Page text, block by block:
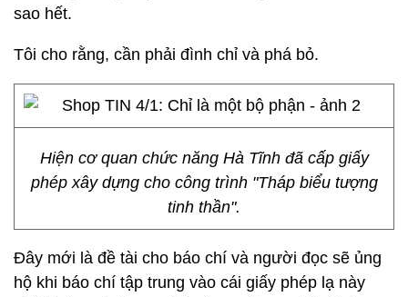
sao hết.
Tôi cho rằng, cần phải đình chỉ và phá bỏ.
Hiện cơ quan chức năng Hà Tĩnh đã cấp giấy
phép xây dựng cho công trình "Tháp biểu tượng
tinh thần".
Đây mới là đề tài cho báo chí và người đọc sẽ ủng
hộ khi báo chí tập trung vào cái giấy phép lạ này